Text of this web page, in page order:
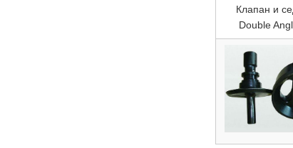
Клапан и
Double